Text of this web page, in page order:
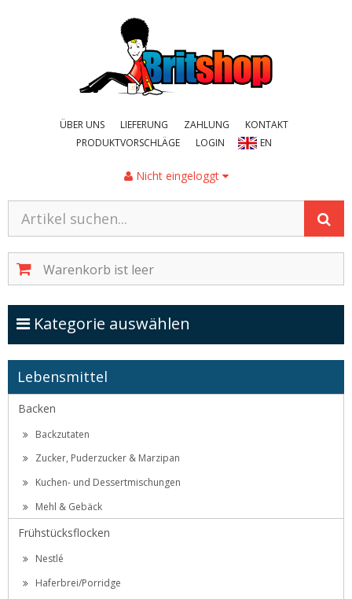
ÜBER UNS LIEFERUNG ZAHLUNG
KONTAKT
PRODUKTVORSCHLÄGE
LOGIN EN
Nicht eingeloggt
Warenkorb ist leer
Kategorien ein-/ausblenden
Kategorie auswählen
Lebensmittel
Backen
Backzutaten
Zucker, Puderzucker & Marzipan
Kuchen- und Dessertmischungen
Mehl & Gebäck
Frühstücksflocken
Nestlé
Haferbrei/Porridge